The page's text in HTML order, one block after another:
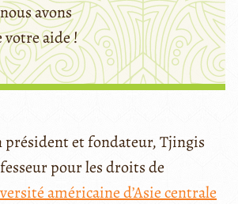
avons
votre aide !
président et fondateur, Tjingis
pour les droits de
américaine d’Asie centrale